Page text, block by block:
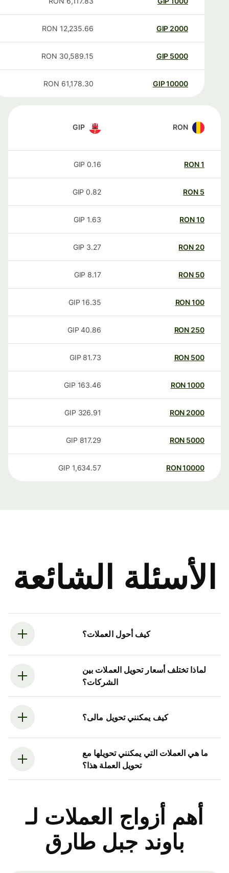
2000
GIP
12,235.66
RON
5000
GIP
30,589.15
RON
10000
GIP
61,178.30
RON
RON
GIP
RON
0.16
GIP
RON
0.82
GIP
RON
1.63
GIP
20
RON
3.27
GIP
50
RON
8.17
GIP
100
RON
16.35
GIP
250
RON
40.86
GIP
500
RON
81.73
GIP
1000
RON
163.46
GIP
2000
RON
326.91
GIP
5000
RON
817.29
GIP
10000
RON
1,634.57
GIP
الأسئلة الشائعة
كيف أحول العملات؟
لماذا تختلف أسعار تحويل العملات بين
الشركات؟
كيف يمكنني تحويل مالى؟
ما هي العملات التي يمكنني تحويلها مع
تحويل العملة هذا؟
أهم أزواج العملات لـ
باوند جبل طارق